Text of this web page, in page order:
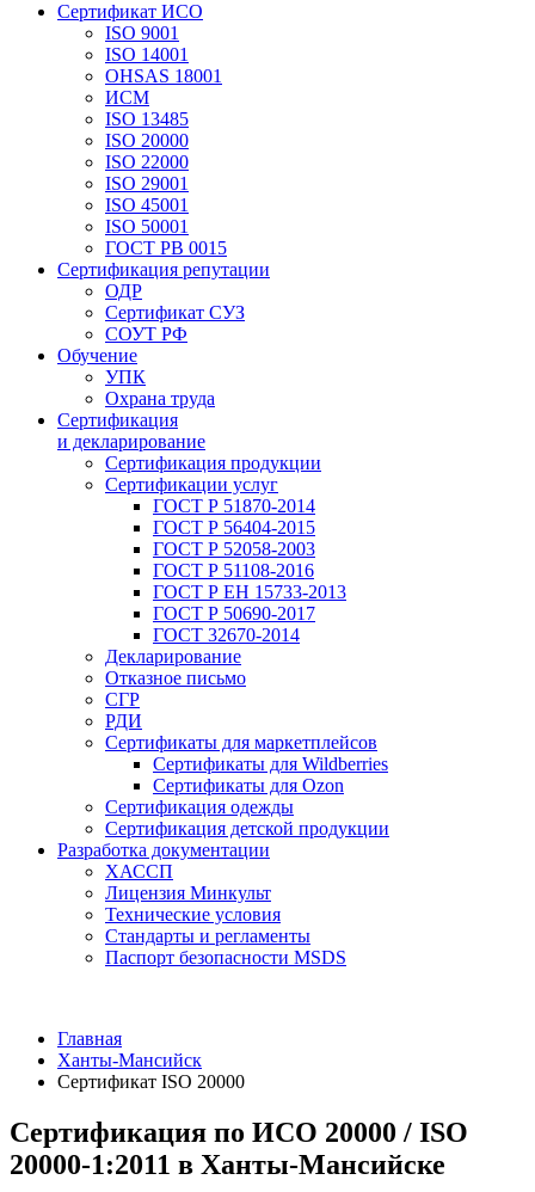
Сертификат ИСО
ISO 9001
ISO 14001
OHSAS 18001
ИСМ
ISO 13485
ISO 20000
ISO 22000
ISO 29001
ISO 45001
ISO 50001
ГОСТ РВ 0015
Сертификация репутации
ОДР
Сертификат СУЗ
СОУТ РФ
Обучение
УПК
Охрана труда
Сертификация
и декларирование
Сертификация продукции
Сертификации услуг
ГОСТ Р 51870-2014
ГОСТ Р 56404-2015
ГОСТ Р 52058-2003
ГОСТ Р 51108-2016
ГОСТ Р ЕН 15733-2013
ГОСТ Р 50690-2017
ГОСТ 32670-2014
Декларирование
Отказное письмо
СГР
РДИ
Сертификаты для маркетплейсов
Сертификаты для Wildberries
Сертификаты для Ozon
Сертификация одежды
Сертификация детской продукции
Разработка документации
ХАССП
Лицензия Минкульт
Технические условия
Стандарты и регламенты
Паспорт безопасности MSDS
Главная
Ханты-Мансийск
Сертификат ISO 20000
Сертификация по ИСО 20000 / ISO
20000-1:2011 в Ханты-Мансийске